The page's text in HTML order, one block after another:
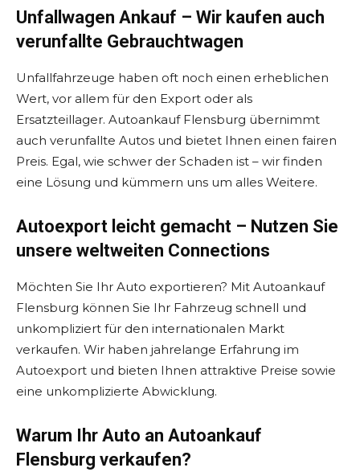
Unfallwagen Ankauf – Wir kaufen auch
verunfallte Gebrauchtwagen
Unfallfahrzeuge haben oft noch einen erheblichen
Wert, vor allem für den Export oder als
Ersatzteillager. Autoankauf Flensburg übernimmt
auch verunfallte Autos und bietet Ihnen einen fairen
Preis. Egal, wie schwer der Schaden ist – wir finden
eine Lösung und kümmern uns um alles Weitere.
Autoexport leicht gemacht – Nutzen Sie
unsere weltweiten Connections
Möchten Sie Ihr Auto exportieren? Mit Autoankauf
Flensburg können Sie Ihr Fahrzeug schnell und
unkompliziert für den internationalen Markt
verkaufen. Wir haben jahrelange Erfahrung im
Autoexport und bieten Ihnen attraktive Preise sowie
eine unkomplizierte Abwicklung.
Warum Ihr Auto an Autoankauf
Flensburg verkaufen?